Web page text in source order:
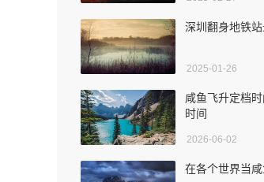
深圳翻身地铁
2025-01-26
咸鱼飞升定档
时间
2026-06-02
在各个世界当